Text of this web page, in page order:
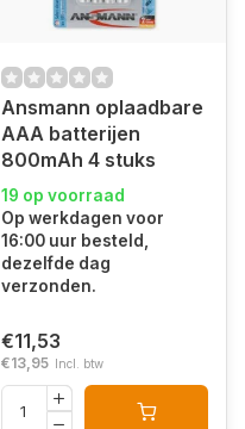
Ansmann oplaadbare
AAA batterijen
800mAh 4 stuks
19 op voorraad
Op werkdagen voor
16:00 uur besteld,
dezelfde dag
verzonden.
€11,53
€13,95 Incl. btw